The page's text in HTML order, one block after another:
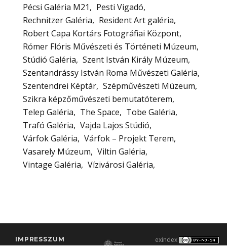
Pécsi Galéria M21
Pesti Vigadó
Rechnitzer Galéria
Resident Art galéria
Robert Capa Kortárs Fotográfiai Központ
Rómer Flóris Művészeti és Történeti Múzeum
Stúdió Galéria
Szent István Király Múzeum
Szentandrássy István Roma Művészeti Galéria
Szentendrei Képtár Szépművészeti Múzeum
Szikra képzőművészeti bemutatóterem
Telep Galéria
The Space
Tobe Galéria
Trafó Galéria
Vajda Lajos Stúdió
Várfok Galéria
Várfok – Projekt Terem
Vasarely Múzeum
Viltin Galéria
Vintage Galéria
Vízivárosi Galéria
IMPRESSZUM
exindex